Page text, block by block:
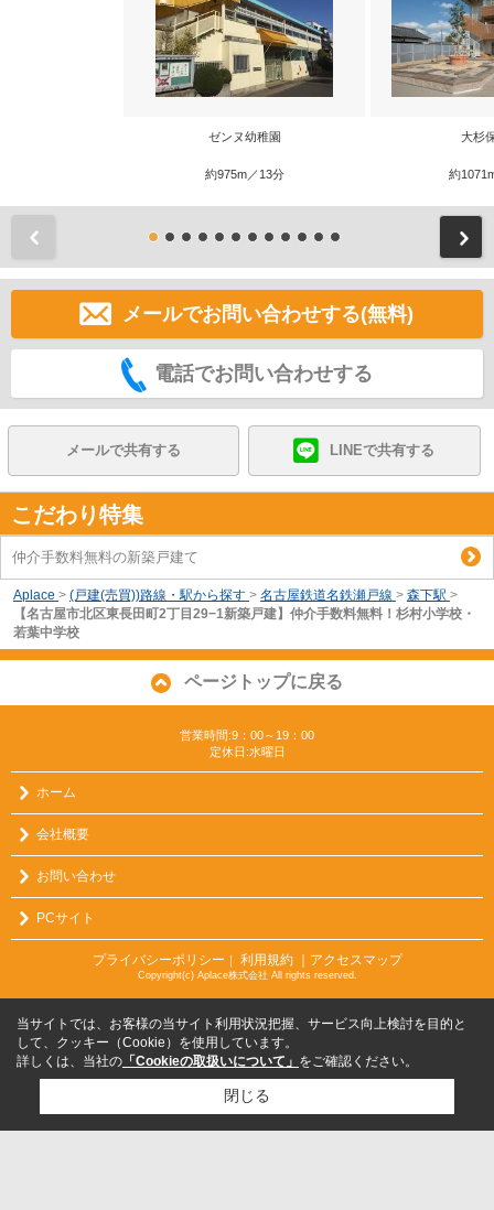
ゼンヌ幼稚園
約975m／13分
大杉
約
メールでお問い合わせする(無料)
電話でお問い合わせする
メールで共有する LINEで共有する
こだわり特集
仲介手数料無料の新築戸建て
Aplace > (戸建(売買))路線・駅から探す > 名古屋鉄道名鉄瀬戸線 > 森下駅 >
【名古屋市北区東長田町2丁目29−1新築戸建】仲介手数料無料！杉村小学校・
若葉中学校
ページトップに戻る
営業時間:9：00～19：00
定休日:水曜日
ホーム
会社概要
お問い合わせ
PCサイト
プライバシーポリシー ｜ 利用規約 ｜アクセスマップ
Copyright(c) Aplace株式会社 All rights reserved.
当サイトでは、お客様の当サイト利用状況把握、サービス向上検討を目的と
して、クッキー（Cookie）を使用しています。
詳しくは、当社の 「Cookieの取扱いについて」 をご確認ください。
閉じる